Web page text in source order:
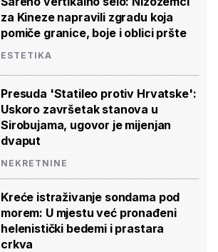
za Kineze napravili zgradu koja
pomiče granice, boje i oblici pršte
ESTETIKA
Presuda 'Statileo protiv Hrvatske':
Uskoro završetak stanova u
Sirobujama, ugovor je mijenjan
dvaput
NEKRETNINE
Kreće istraživanje sondama pod
morem: U mjestu već pronađeni
helenistički bedemi i prastara
crkva